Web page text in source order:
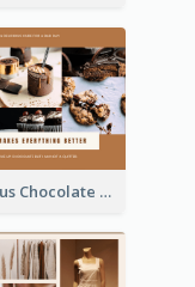
Delicious Chocolate Mood Board